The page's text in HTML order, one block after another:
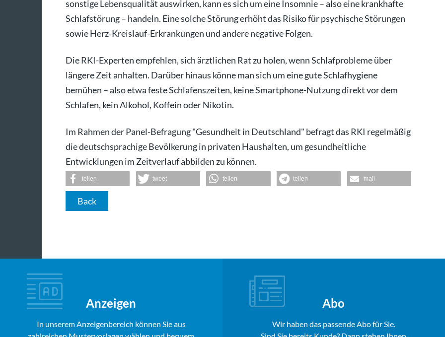
sonstige Lebensqualität auswirken, kann es sich um eine Insomnie – also eine krankhafte
Schlafstörung – handeln. Eine solche Störung erhöht das Risiko für psychische Störungen
sowie Herz-Kreislauf-Erkrankungen und andere negative Folgen.
Die RKI-Experten empfehlen, sich ärztlichen Rat zu holen, wenn Schlafprobleme über
längere Zeit anhalten. Darüber hinaus könne man sich um eine gute Schlafhygiene
bemühen – also etwa feste Schlafenszeiten, keine Smartphone-Nutzung direkt vor dem
Schlafen, kein Alkohol, Koffein oder Nikotin.
Im Rahmen der Panel-Befragung "Gesundheit in Deutschland" befragt das RKI regelmäßig
die deutschsprachige Bevölkerung in privaten Haushalten, um gesundheitliche
Entwicklungen im Zeitverlauf abbilden zu können.
teilen tweet teilen teilen mail
Back
Anzeigen
In unserem Anzeigenbereich können Sie aus
Abo
Wir haben das passende Abo für Sie.